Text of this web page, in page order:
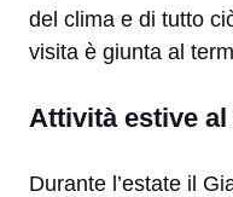
del clima e di tutto
visita è giunta al
Attività estive
Durante l’estate il